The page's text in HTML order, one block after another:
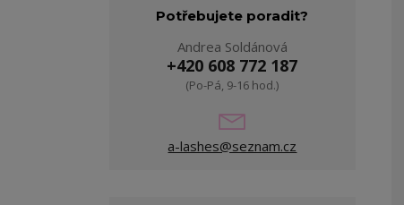
Potřebujete poradit?
Andrea Soldánová
+420 608 772 187
(Po-Pá, 9-16 hod.)
a-lashes@seznam.cz